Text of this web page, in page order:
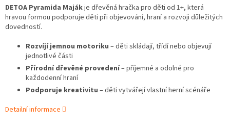
DETOA Pyramida Majákje dřevěná hračka pro děti od 1+, která
hravou formou podporuje děti při objevování, hraní a rozvoji důležitých
dovedností.
Rozvíjí jemnou motoriku – děti skládají, třídí nebo objevují
jednotlivé části
Přírodní dřevěné provedení– příjemné a odolné pro
každodenní hraní
Podporuje kreativitu – děti vytvářejí vlastní herní scénáře
Detailní informace